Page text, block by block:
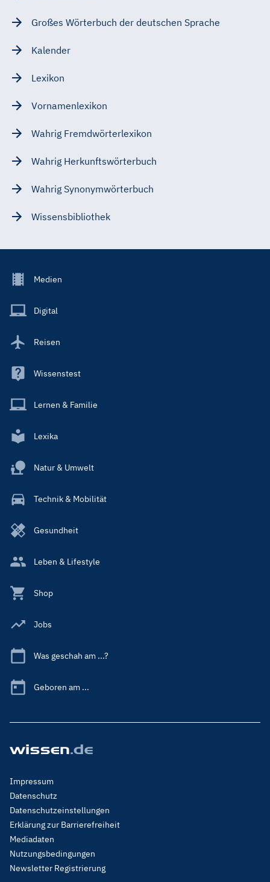
Großes Wörterbuch der deutschen Sprache
Kalender
Lexikon
Vornamenlexikon
Wahrig Fremdwörterlexikon
Wahrig Herkunftswörterbuch
Wahrig Synonymwörterbuch
Wissensbibliothek
Footer
Main
Medien
Digital
Reisen
Wissenstest
Lernen & Familie
Lexika
Natur & Umwelt
Technik & Mobilität
Gesundheit
Leben & Lifestyle
Shop
Jobs
Was geschah am ...?
Geboren am ...
Footer
Menu
Legal
Impressum
Datenschutz
Datenschutzeinstellungen
Erklärung zur Barrierefreiheit
Mediadaten
Nutzungsbedingungen
Newsletter Registrierung